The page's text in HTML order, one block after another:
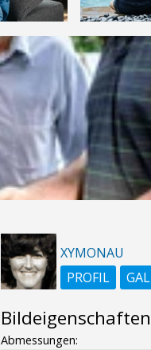
XYMONAU
PROFIL
Bildeigenschaften
Abmessungen: